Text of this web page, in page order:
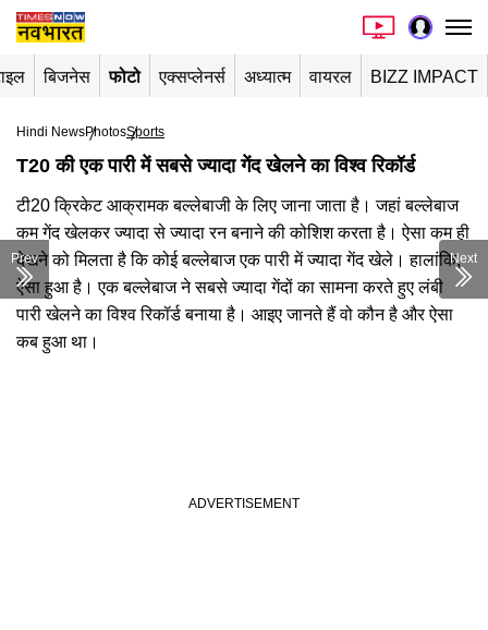
बिजनेस फोटो एक्सप्लेनर्स अध्यात्म वायरल BIZZ IMPACT
Hindi NewsPhotosSports
T20 की एक पारी में सबसे ज्यादा गेंद खेलने का विश्व रिकॉर्ड
टी20 क्रिकेट आक्रामक बल्लेबाजी के लिए जाना जाता है। जहां बल्लेबाज
कम गेंद खेलकर ज्यादा से ज्यादा रन बनाने की कोशिश करता है। ऐसा कम ही
देखने को मिलता है कि कोई बल्लेबाज एक पारी में ज्यादा गेंद खेले। हालांकि,
ऐसा हुआ है। एक बल्लेबाज ने सबसे ज्यादा गेंदों का सामना करते हुए लंबी
पारी खेलने का विश्व रिकॉर्ड बनाया है। आइए जानते हैं वो कौन है और ऐसा
कब हुआ था।
Prev Next